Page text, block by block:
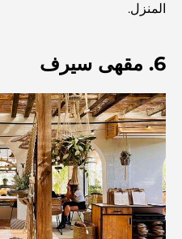
دليل صالات الرياضة في
البدنية في المنطقة المحيطة
أفضل مراكز التسوق في
المنزل.
6. مقهى سيرف